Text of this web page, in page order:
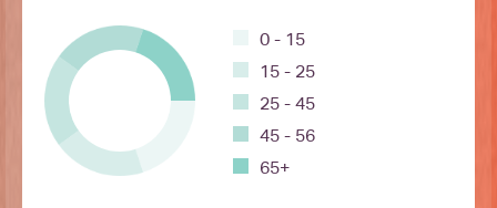
0 - 15
15 - 25
25 - 45
45 - 56
65+